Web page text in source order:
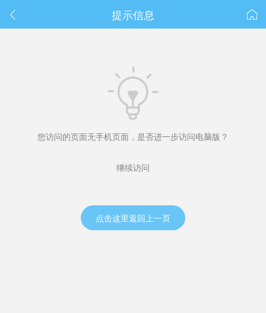
 
提示信息

您访问的页面无手机页面，是否进一步访问电脑版？
继续访问
点击这里返回上一页